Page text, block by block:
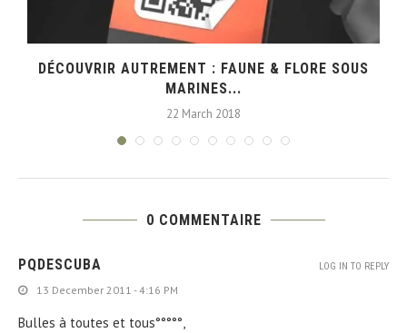
DÉCOUVRIR AUTREMENT : FAUNE & FLORE SOUS
MARINES...
22 March 2018
0 COMMENTAIRE
PQDESCUBA
13 December 2011 - 4:16 PM
Bulles à toutes et tous°°°°°,
LOG IN TO REPLY